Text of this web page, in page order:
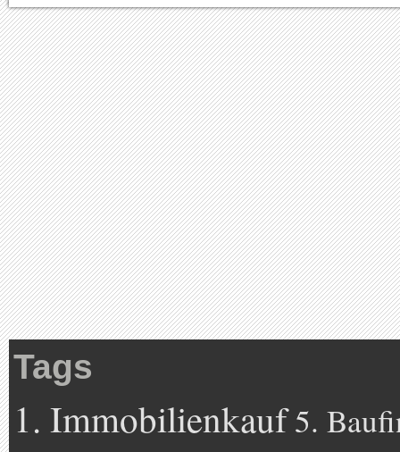
Tags
1. Immobilienkauf5.